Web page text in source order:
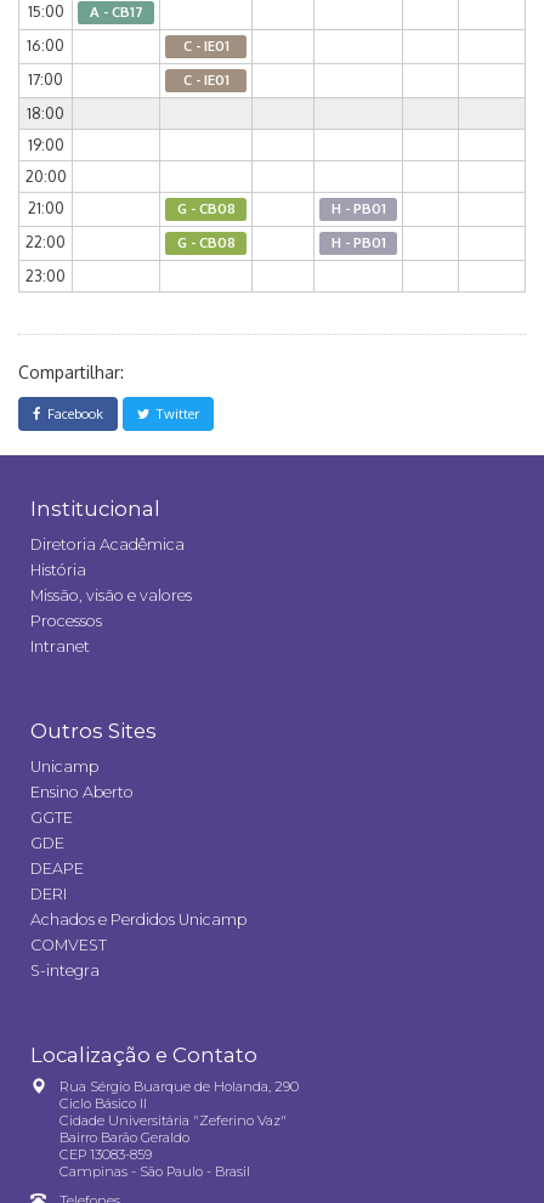
15:00 A - CB17
16:00 C - IE01
17:00 C - IE01
18:00
19:00
20:00
21:00
G - CB08 H - PB01
22:00 G - CB08 H - PB01
23:00
Compartilhar:
Facebook Twitter
Institucional
Diretoria Acadêmica
História
Missão, visão e valores
Processos
Intranet
Outros Sites
Unicamp
Ensino Aberto
GGTE
GDE
DEAPE
DERI
Achados e Perdidos Unicamp
COMVEST
S-integra
Localização e Contato
Rua Sérgio Buarque de Holanda, 290
Ciclo Básico II
Cidade Universitária "Zeferino Vaz"
Bairro Barão Geraldo
CEP 13083-859
Campinas - São Paulo - Brasil